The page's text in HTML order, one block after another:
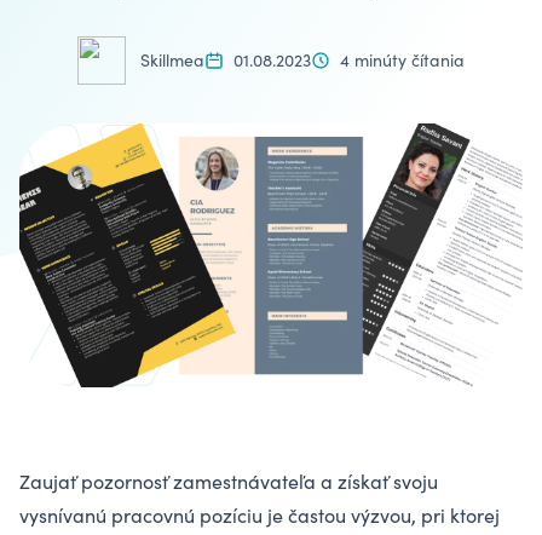
Skillmea 01.08.2023 4 minúty čítania
Zaujať pozornosť zamestnávateľa a získať svoju
vysnívanú pracovnú pozíciu je častou výzvou, pri ktorej